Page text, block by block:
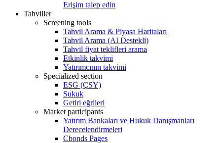
Erişim talep edin
Tahviller
Screening tools
Tahvil Arama & Piyasa Haritaları
Tahvil Arama (AI Destekli)
Tahvil fiyat teklifleri arama
Etkinlik takvimi
Yatırımcının takvimi
Specialized section
ESG (ÇSY)
Sukuk
Getiri eğrileri
Market participants
Yatırım Bankaları ve Hukuk Danışmanları
Derecelendirmeleri
Cbonds Pages